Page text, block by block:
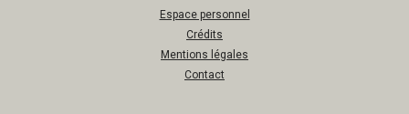
Espace personnel
Crédits
Mentions légales
Contact